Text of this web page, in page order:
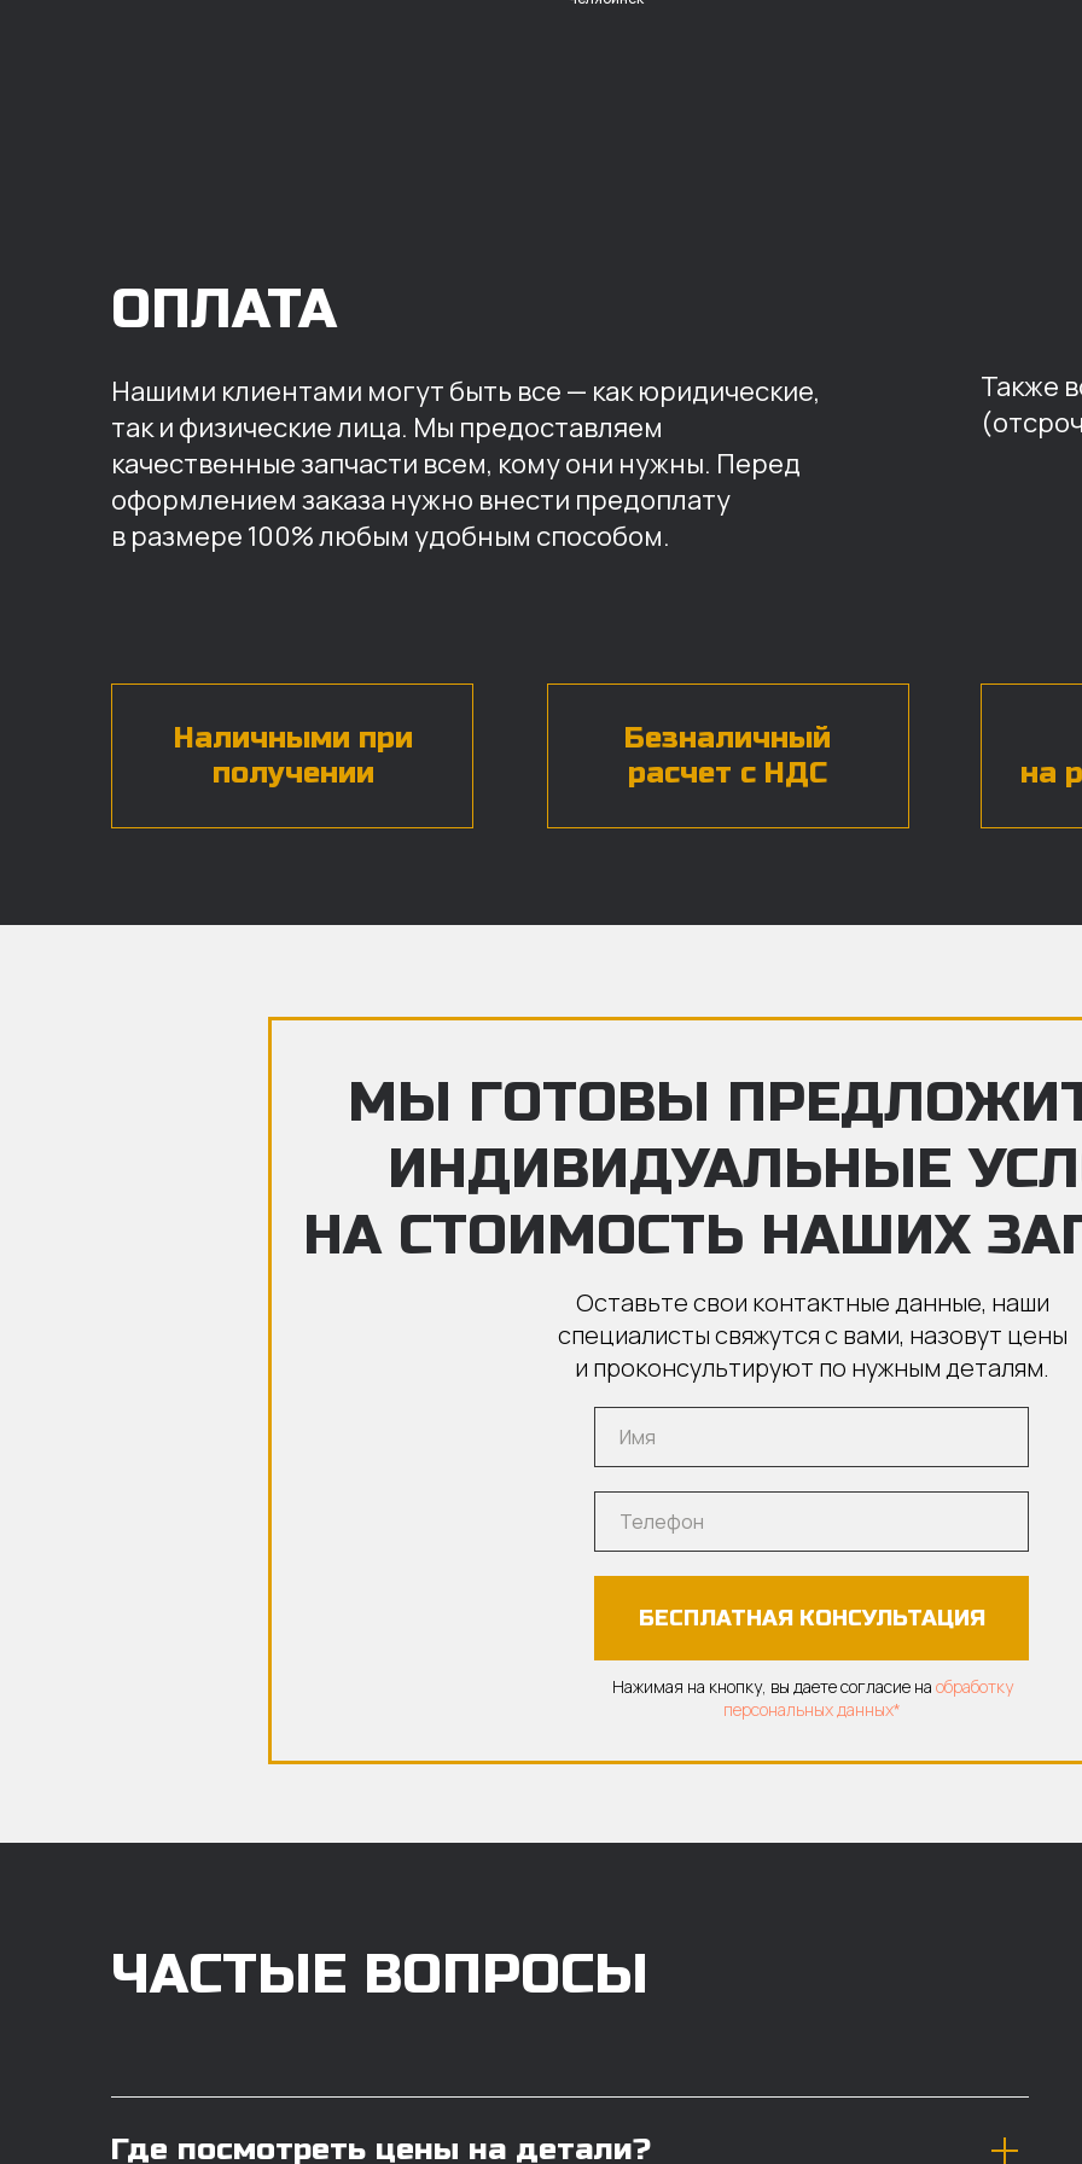
Наличными при
получении
Безналичный
расчет с НДС
на
ОПЛАТА
Нашими клиентами могут быть все — как юридические,
так и физические лица. Мы предоставляем
качественные запчасти всем, кому они нужны. Перед
оформлением заказа нужно внести предоплату
в размере 100% любым удобным способом.
Также
МЫ ГОТОВЫ
ИНДИВИДУАЛЬНЫЕ
НА СТОИМОСТЬ НАШИХ
Оставьте свои контактные данные, наши
специалисты свяжутся с вами, назовут цены
и проконсультируют по нужным деталям.
БЕСПЛАТНАЯ КОНСУЛЬТАЦИЯ
Нажимая на кнопку, вы даете согласие на обработку
персональных данных*
ЧАСТЫЕ ВОПРОСЫ
Где посмотреть цены на детали?